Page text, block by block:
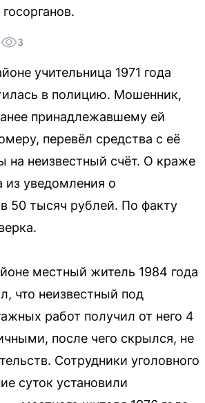
3
учительница 1971 года
в полицию. Мошенник,
принадлежавшему ей
перевёл средства с её
на неизвестный счёт. О краже
из уведомления о
50 тысяч рублей. По факту
местный житель 1984 года
что неизвестный под
работ получил от него 4
после чего скрылся, не
Сотрудники уголовного
суток установили